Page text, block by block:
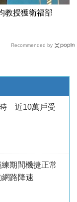
教授獲衛福部
Recommended by
近10萬戶受
期間機捷正常
路降速